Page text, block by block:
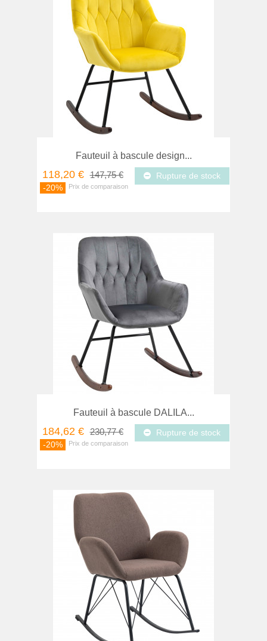
Fauteuil à bascule design...
118,20 € 147,75 €
-20%
Rupture de stock
Fauteuil à bascule DALILA...
184,62 € 230,77 €
-20%
Rupture de stock